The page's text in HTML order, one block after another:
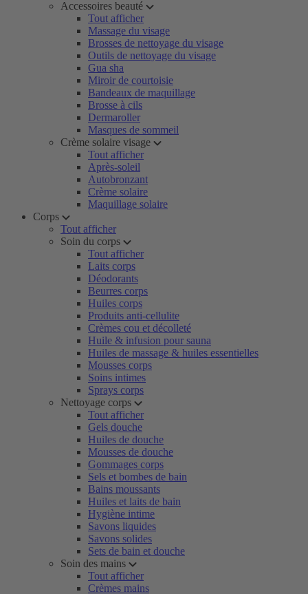
Accessoires beauté
Tout afficher
Massage du visage
Brosses de nettoyage du visage
Outils de nettoyage du visage
Gua sha
Miroir de courtoisie
Bandeaux de maquillage
Brosse à cils
Dermaroller
Masques de sommeil
Crème solaire visage
Tout afficher
Après-soleil
Autobronzant
Crème solaire
Maquillage solaire
Corps
Tout afficher
Soin du corps
Tout afficher
Laits corps
Déodorants
Beurres corps
Huiles corps
Produits anti-cellulite
Crèmes cou et décolleté
Huile & infusion pour sauna
Huiles de massage & huiles essentielles
Mousses corps
Soins intimes
Sprays corps
Nettoyage corps
Tout afficher
Gels douche
Huiles de douche
Mousses de douche
Gommages corps
Sels et bombes de bain
Bains moussants
Huiles et laits de bain
Hygiène intime
Savons liquides
Savons solides
Sets de bain et douche
Soin des mains
Tout afficher
Crèmes mains